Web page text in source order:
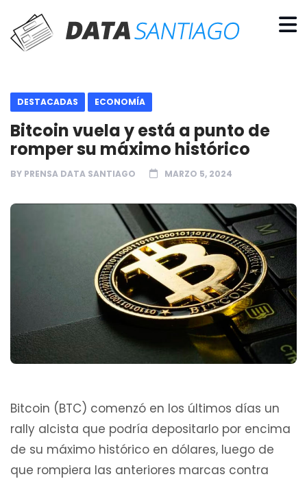
DESTACADAS ECONOMÍA
Bitcoin vuela y está a punto de
romper su máximo histórico
BY PRENSA DATA SANTIAGO MARZO 5, 2024
Bitcoin (BTC) comenzó en los últimos días un
rally alcista que podría depositarlo por encima
de su máximo histórico en dólares, luego de
que rompiera las anteriores marcas contra